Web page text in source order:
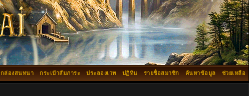
ช่วยเหลือ
ค้นหาข้อมูล
รายชื่อสมาชิก
ปฏิทิน
ประลองเวท
กระเป๋าสัมภาระ
กล่องสนทนา